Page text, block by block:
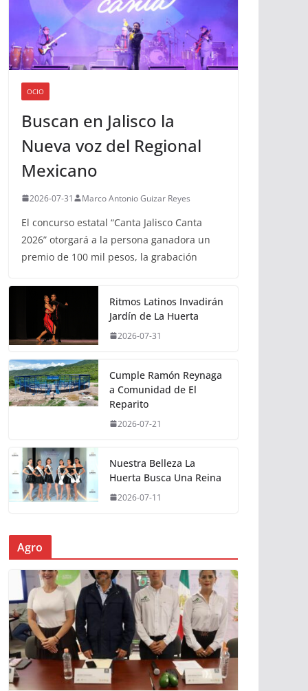
OCIO
Buscan en Jalisco la
Nueva voz del Regional
Mexicano
2026-07-31 Marco Antonio Guizar Reyes
El concurso estatal “Canta Jalisco Canta
2026” otorgará a la persona ganadora un
premio de 100 mil pesos, la grabación
Ritmos Latinos Invadirán
Jardín de La Huerta
2026-07-31
Cumple Ramón Reynaga
a Comunidad de El
Reparito
2026-07-21
Nuestra Belleza La
Huerta Busca Una Reina
2026-07-11
Agro